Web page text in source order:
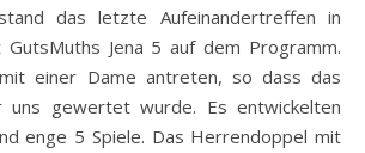
Jena 5 auf dem Programm.
einer Dame antreten, so dass das
uns gewertet wurde. Es entwickelten
enge 5 Spiele. Das Herrendoppel mit